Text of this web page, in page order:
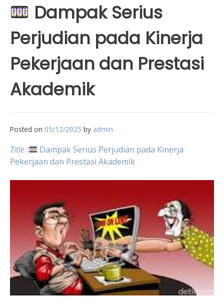
Dampak Serius
Perjudian pada Kinerja
Pekerjaan dan Prestasi
Akademik
Posted on 05/12/2025 by admin
Title :
Dampak Serius Perjudian pada Kinerja
Pekerjaan dan Prestasi Akademik